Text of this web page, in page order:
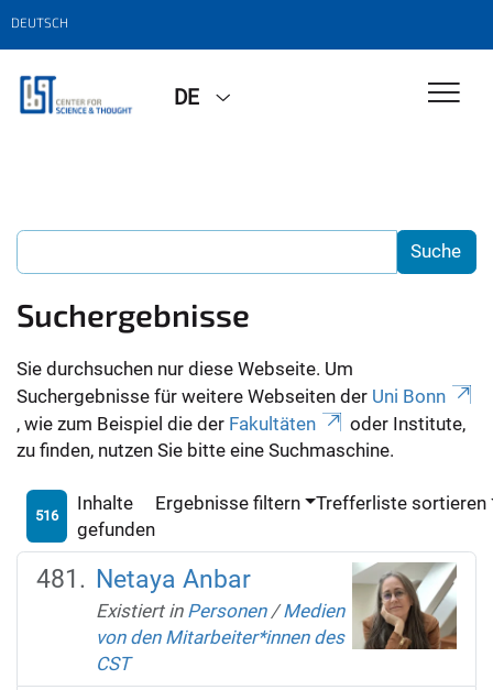
DEUTSCH
DE
Suchergebnisse
Sie durchsuchen nur diese Webseite. Um
Suchergebnisse für weitere Webseiten der Uni Bonn
, wie zum Beispiel die der Fakultäten
oder Institute,
zu finden, nutzen Sie bitte eine Suchmaschine.
516
Inhalte
gefunden
Ergebnisse filtern Trefferliste sortieren
Netaya Anbar
Existiert in Personen /Medien
von den Mitarbeiter*innen des
CST